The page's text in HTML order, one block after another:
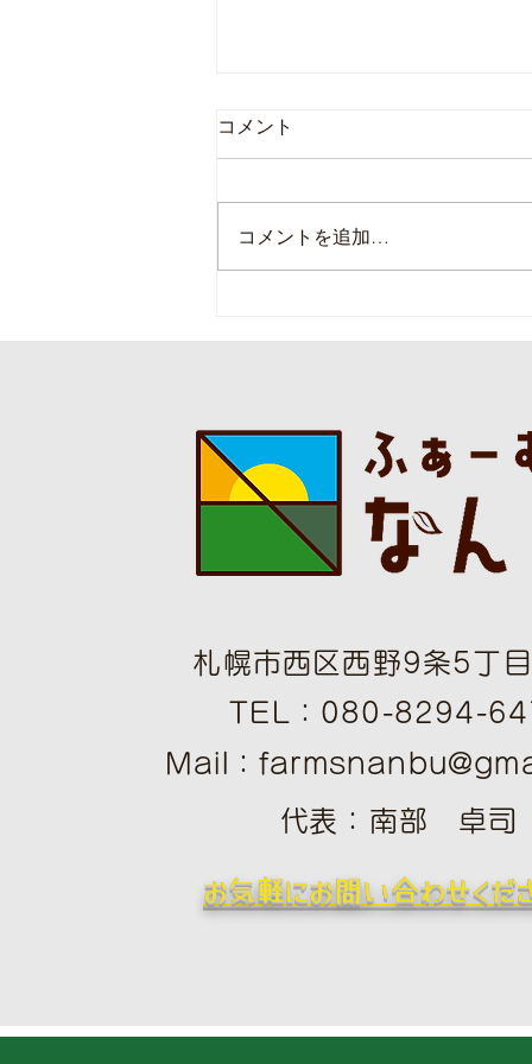
本日の直売所8月7日(金)
コメント
コメントを追加…
札幌市西区西野9条5丁
TEL：080-8294-
Mail：
​​代表：南部 卓司
お気軽にお問い合わせくだ